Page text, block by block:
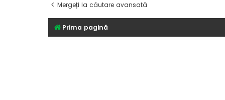
Mergeți la căutare avansată
Prima pagină